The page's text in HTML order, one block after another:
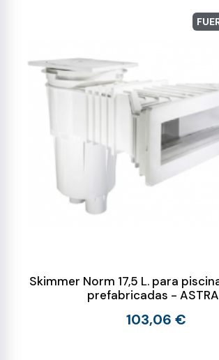
Skimmer Norm 17,5 L. para
prefabricadas -
103,06 €